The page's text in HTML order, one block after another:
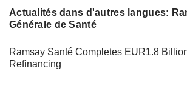
Actualités dans d'autres langues:
Générale de Santé
Ramsay Santé Completes EUR1.8
Refinancing